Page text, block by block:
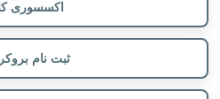
اکسسوری
ثبت نام